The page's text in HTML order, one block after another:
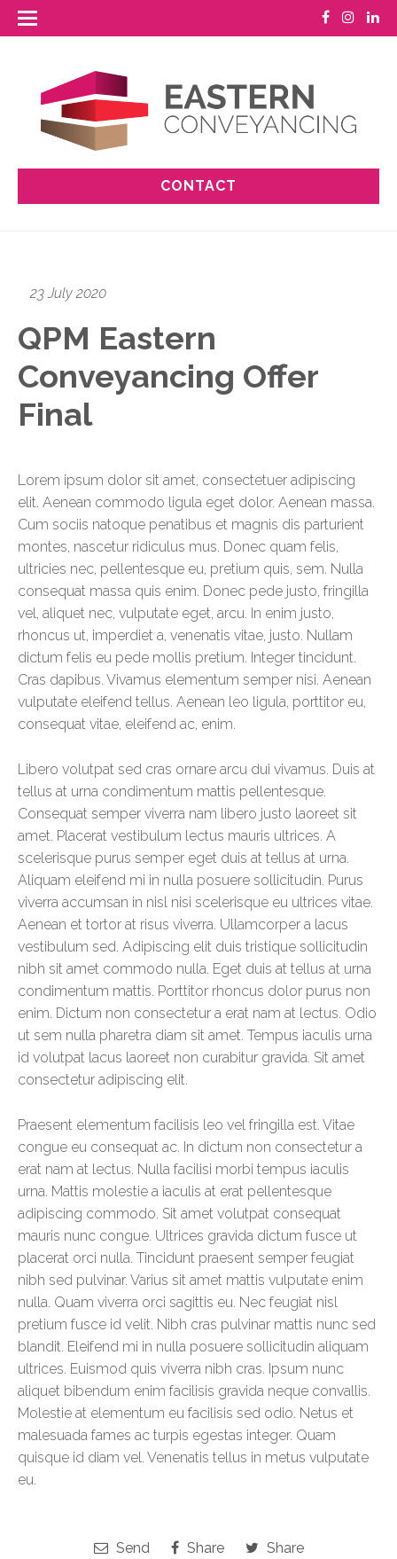
CONTACT
23 July 2020
QPM Eastern
Conveyancing Offer
Final
Lorem ipsum dolor sit amet, consectetuer adipiscing
elit. Aenean commodo ligula eget dolor. Aenean massa.
Cum sociis natoque penatibus et magnis dis parturient
montes, nascetur ridiculus mus. Donec quam felis,
ultricies nec, pellentesque eu, pretium quis, sem. Nulla
consequat massa quis enim. Donec pede justo, fringilla
vel, aliquet nec, vulputate eget, arcu. In enim justo,
rhoncus ut, imperdiet a, venenatis vitae, justo. Nullam
dictum felis eu pede mollis pretium. Integer tincidunt.
Cras dapibus. Vivamus elementum semper nisi. Aenean
vulputate eleifend tellus. Aenean leo ligula, porttitor eu,
consequat vitae, eleifend ac, enim.
Libero volutpat sed cras ornare arcu dui vivamus. Duis at
tellus at urna condimentum mattis pellentesque.
Consequat semper viverra nam libero justo laoreet sit
amet. Placerat vestibulum lectus mauris ultrices. A
scelerisque purus semper eget duis at tellus at urna.
Aliquam eleifend mi in nulla posuere sollicitudin. Purus
viverra accumsan in nisl nisi scelerisque eu ultrices vitae.
Aenean et tortor at risus viverra. Ullamcorper a lacus
vestibulum sed. Adipiscing elit duis tristique sollicitudin
nibh sit amet commodo nulla. Eget duis at tellus at urna
condimentum mattis. Porttitor rhoncus dolor purus non
enim. Dictum non consectetur a erat nam at lectus. Odio
ut sem nulla pharetra diam sit amet. Tempus iaculis urna
id volutpat lacus laoreet non curabitur gravida. Sit amet
consectetur adipiscing elit.
Praesent elementum facilisis leo vel fringilla est. Vitae
congue eu consequat ac. In dictum non consectetur a
erat nam at lectus. Nulla facilisi morbi tempus iaculis
urna. Mattis molestie a iaculis at erat pellentesque
adipiscing commodo. Sit amet volutpat consequat
mauris nunc congue. Ultrices gravida dictum fusce ut
placerat orci nulla. Tincidunt praesent semper feugiat
nibh sed pulvinar. Varius sit amet mattis vulputate enim
nulla. Quam viverra orci sagittis eu. Nec feugiat nisl
pretium fusce id velit. Nibh cras pulvinar mattis nunc sed
blandit. Eleifend mi in nulla posuere sollicitudin aliquam
ultrices. Euismod quis viverra nibh cras. Ipsum nunc
aliquet bibendum enim facilisis gravida neque convallis.
Molestie at elementum eu facilisis sed odio. Netus et
malesuada fames ac turpis egestas integer. Quam
quisque id diam vel. Venenatis tellus in metus vulputate
eu.
Send Share Share